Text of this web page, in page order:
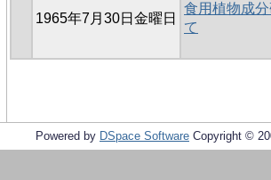
1965年7月30日金曜日
食用植物成
て
Powered by DSpace Software Copyright ©